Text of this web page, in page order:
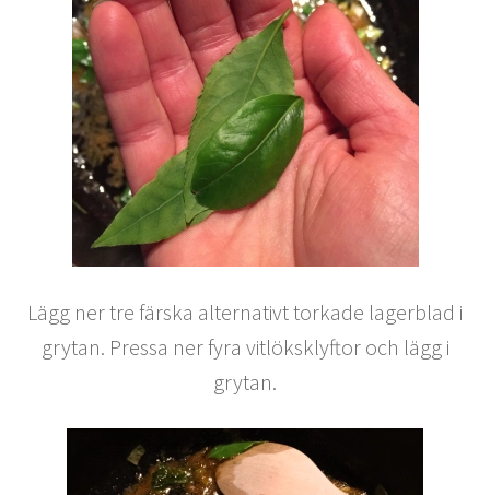
Lägg ner tre färska alternativt torkade lagerblad i
grytan. Pressa ner fyra vitlöksklyftor och lägg i
grytan.